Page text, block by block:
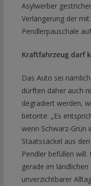
Asylwerber
Verlängerung der
Pendlerpauschale
Kraftfahrzeug darf
Das Auto sei
dürften daher auch
degradiert werden,
betonte: „Es
wenn Schwarz-Grün
Staatssäckel aus
Pendler befüllen
gerade im
unverzichtbarer